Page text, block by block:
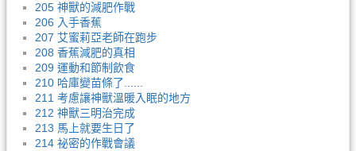
205 神獸的減肥作戰
206 入手香蕉
207 艾蜜莉亞老師在跑步
208 香蕉減肥的真相
209 運動和節制飲食
210 哈庫變苗條了......
211 考慮讓神獸溫暖入眠的地方
212 神獸三明治完成
213 馬上就要生日了
214 祕密的作戰會議